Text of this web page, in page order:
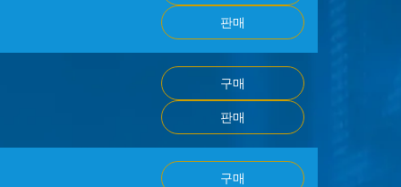
판매
구매
판매
구매